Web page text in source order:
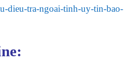
dieu-tra-ngoai-tinh-uy-tin-bao-